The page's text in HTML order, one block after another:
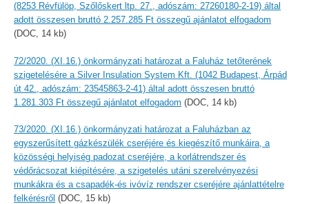
(8253 Révfülöp, Szőlőskert ltp. 27., adószám: 27260180-2-19) által
adott összesen bruttó 2.257.285 Ft összegű ajánlatot elfogadom
(DOC, 14 kb)
72/2020. (XI.16.) önkormányzati határozat a Faluház tetőterének
szigetelésére a Silver Insulation System Kft. (1042 Budapest, Árpád
út 42., adószám: 23545863-2-41) által adott összesen bruttó
1.281.303 Ft összegű ajánlatot elfogadom (DOC, 14 kb)
73/2020. (XI.16.) önkormányzati határozat a Faluházban az
egyszerűsített gázkészülék cseréjére és kiegészítő munkáira, a
közösségi helyiség padozat cseréjére, a korlátrendszer és
védőrácsozat kiépítésére, a szigetelés utáni szerelvényezési
munkákra és a csapadék-és ivóvíz rendszer cseréjére ajánlattételre
felkérésről (DOC, 15 kb)